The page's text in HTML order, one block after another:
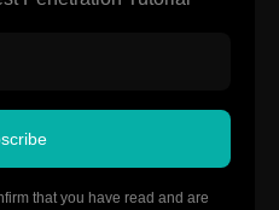
that you have read and are